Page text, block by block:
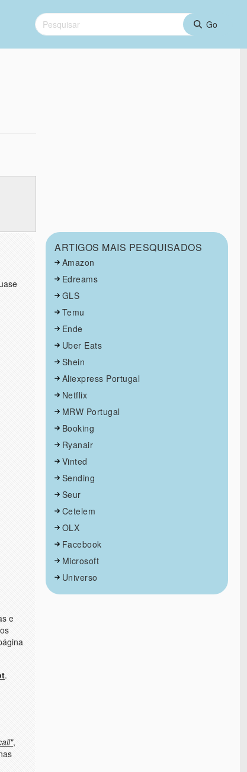
e
.
,
ARTIGOS MAIS PESQUISADOS
Amazon
Edreams
GLS
Temu
Ende
Uber Eats
Shein
Aliexpress Portugal
Netflix
MRW Portugal
Booking
Ryanair
Vinted
Sending
Seur
Cetelem
OLX
Facebook
Microsoft
Universo